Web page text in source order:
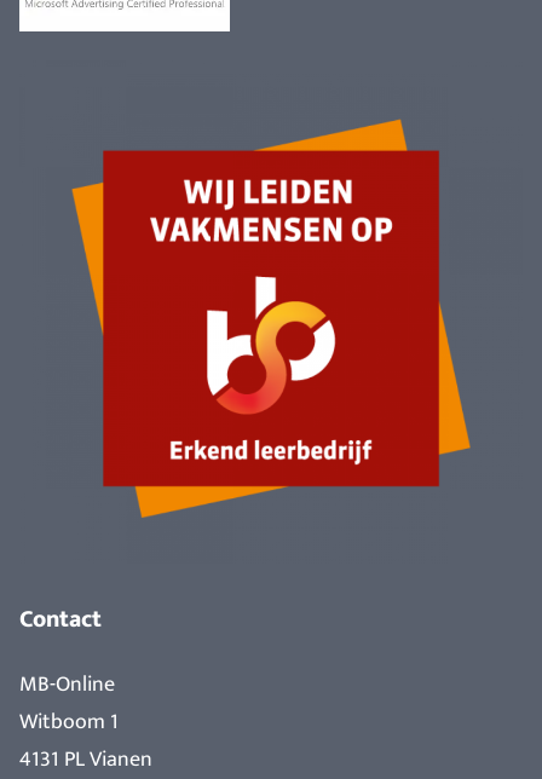
Contact
MB-Online
Witboom 1
4131 PL Vianen